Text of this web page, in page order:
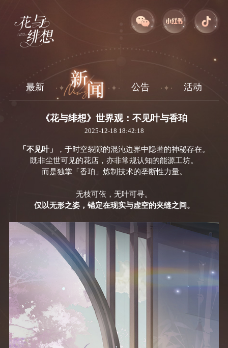
最新 公告 活动
《花与绯想》世界观：不见叶与香珀
2025-12-18 18:42:18
「 不见叶」
，于时空裂隙的混沌边界中隐匿的神秘存在。
既非尘世可见的花店 ，亦非常规认知的能源工坊。
而是独掌「 香珀 」 炼制技术的垄断性力量。
无枝可依，无叶可寻。
仅以无形之姿，锚定在现实与虚空的夹缝之间。